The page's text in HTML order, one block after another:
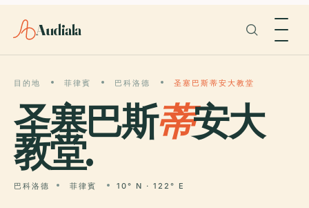
Audiala
目的地 菲律賓 巴科洛德 圣塞巴斯蒂安大教堂
圣塞巴斯蒂安大
教堂.
巴科洛德 菲律賓 10° N · 122° E